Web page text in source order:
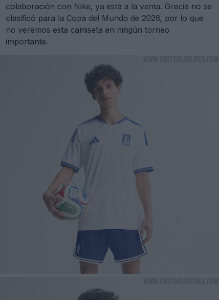
colaboración con Nike, ya está a la venta. Grecia no se
clasificó para la Copa del Mundo de 2026, por lo que
no veremos esta camiseta en ningún torneo
importante.